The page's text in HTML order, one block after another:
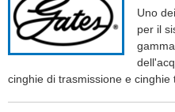
Uno
per il
cinghie di trasmissione e cinghie